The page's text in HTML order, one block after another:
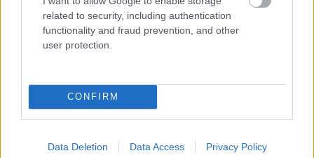
related to security, including authentication
functionality and fraud prevention, and other
user protection.
CONFIRM
Data Deletion Data Access Privacy Policy
φωτονίων
περισσότερα